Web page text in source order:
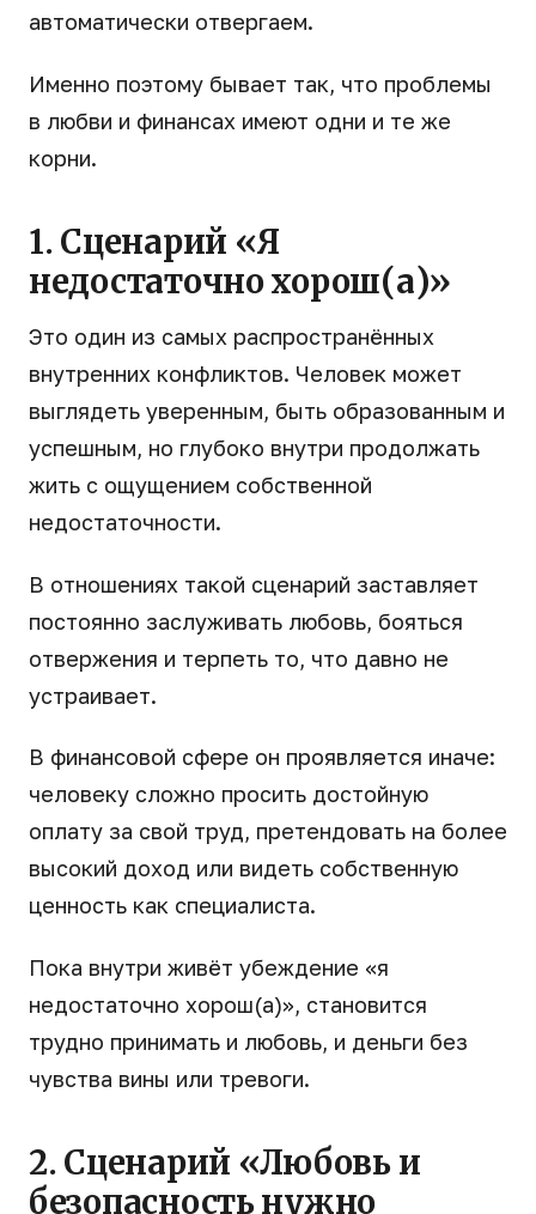
автоматически отвергаем.
Именно поэтому бывает так, что проблемы
в любви и финансах имеют одни и те же
корни.
1. Сценарий «Я
недостаточно хорош(а)»
Это один из самых распространённых
внутренних конфликтов. Человек может
выглядеть уверенным, быть образованным и
успешным, но глубоко внутри продолжать
жить с ощущением собственной
недостаточности.
В отношениях такой сценарий заставляет
постоянно заслуживать любовь, бояться
отвержения и терпеть то, что давно не
устраивает.
В финансовой сфере он проявляется иначе:
человеку сложно просить достойную
оплату за свой труд, претендовать на более
высокий доход или видеть собственную
ценность как специалиста.
Пока внутри живёт убеждение «я
недостаточно хорош(а)», становится
трудно принимать и любовь, и деньги без
чувства вины или тревоги.
2. Сценарий «Любовь и
безопасность нужно